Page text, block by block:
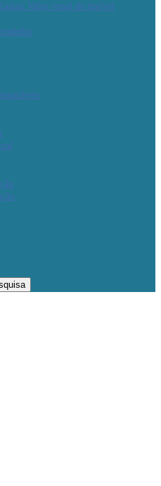
Valor venal de imóvel